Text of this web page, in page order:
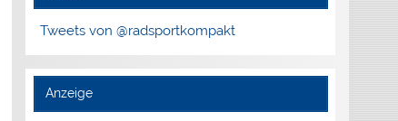
Tweets von @radsportkompakt
Anzeige